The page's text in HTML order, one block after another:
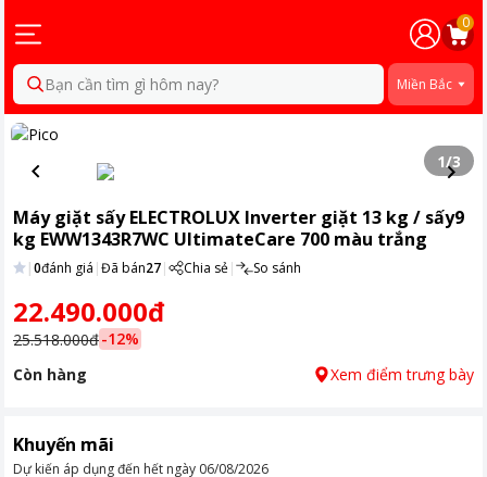
0
Bạn cần tìm gì hôm nay? Miền Bắc
1/3
Máy giặt sấy ELECTROLUX Inverter giặt 13 kg / sấy9
kg EWW1343R7WC UltimateCare 700 màu trắng
|0đánh giá |Đã bán27| Chia sẻ| So sánh
22.490.000đ
25.518.000đ-12%
Còn hàng
Xem điểm trưng bày
Khuyến mãi
Dự kiến áp dụng đến hết ngày 06/08/2026